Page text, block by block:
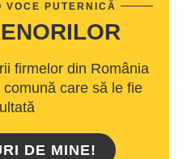
VOCE PUTERNICĂ
firmelor din România
care să le fie
DE MINE!